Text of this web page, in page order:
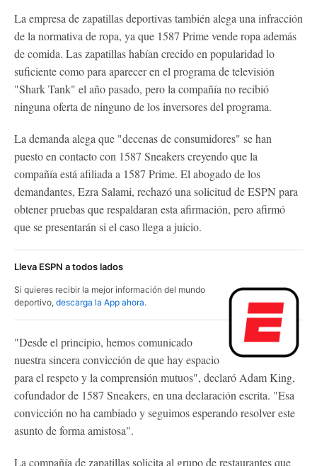
La empresa de zapatillas deportivas también alega una infracción
de la normativa de ropa, ya que 1587 Prime vende ropa además
de comida. Las zapatillas habían crecido en popularidad lo
suficiente como para aparecer en el programa de televisión
"Shark Tank" el año pasado, pero la compañía no recibió
ninguna oferta de ninguno de los inversores del programa.
La demanda alega que "decenas de consumidores" se han
puesto en contacto con 1587 Sneakers creyendo que la
compañía está afiliada a 1587 Prime. El abogado de los
demandantes, Ezra Salami, rechazó una solicitud de ESPN para
obtener pruebas que respaldaran esta afirmación, pero afirmó
que se presentarán si el caso llega a juicio.
Lleva ESPN a todos lados
Si quieres recibir la mejor información del mundo
deportivo, descarga la App ahora.
"Desde el principio, hemos comunicado
nuestra sincera convicción de que hay espacio
para el respeto y la comprensión mutuos", declaró Adam King,
cofundador de 1587 Sneakers, en una declaración escrita. "Esa
convicción no ha cambiado y seguimos esperando resolver este
asunto de forma amistosa".
La compañía de zapatillas solicita al grupo de restaurantes que